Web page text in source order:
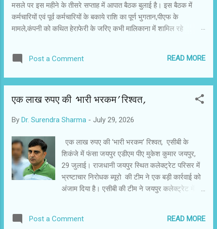
मसले पर इस महीने के तीसरे सप्ताह में आपात बैठक बुलाई है। इस बैठक में
कर्मचारियों एवं पूर्व कर्मचारियों के बकाये राशि का पूर्ण भुगतान,पीएफ के
मामले,कंपनी को कथित हेराफेरी के जरिए कभी मालिकाना में शामिल रहे
की वैधता,हाल में दिल्ली उच्च न्यायालय के आदेश पर खाली कराए गए सरकारी
जमीन पर यूएनआई के मौजूदा प्रबंधन द्वारा किए गए अवैध निर्माण आदि मुद्दों पर
जानकारी सार्क जर्नलिस्ट फोरम के अंतर्राष्ट्रीय अध्यक्ष सुशील भारती,पत्रकार
संगठनों के परिसंघ के अध्यक्ष डॉ.सुरेंद्र शर्मा एवं सेव यूएनआई मूवमेंट के कानूनी
चौधरी ने आज यहां दी। श्री भारती ने कहा है,कि संगठन इन संपूर्ण गतिविधियों
क...
Post a Comment READ MORE
एक लाख रुपए की ‘भारी भरकम’ रिश्वत,
By Dr. Surendra Sharma - July 29, 2026
एक लाख रुपए की ‘भारी भरकम’ रिश्वत, एसीबी के
शिकंजे में फंसा जयपुर एडीएम पीए मुकेश कुमार जयपुर,
29 जुलाई। राजधानी जयपुर स्थित कलेक्ट्रेट परिसर में
भ्रष्टाचार निरोधक ब्यूरो की टीम ने एक बड़ी कार्रवाई को
अंजाम दिया है। एसीबी की टीम ने जयपुर कलेक्ट्रेट में
कर गिरफ्तार कर लिया। आरोपी पीए ने पीड़ित से बकाया
Post a Comment READ MORE